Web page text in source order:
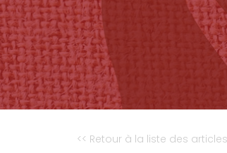
<< Retour à la liste des articles